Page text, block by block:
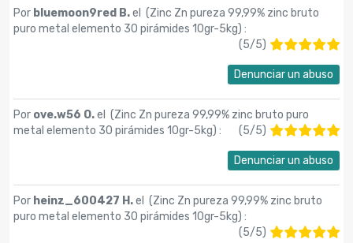
Por bluemoon9red B.el (Zinc Zn pureza 99,99% zinc bruto
puro metal elemento 30 pirámides 10gr-5kg) :
(5/5)
Denunciar un abuso
Por ove.w56 O.el (Zinc Zn pureza 99,99% zinc bruto puro
metal elemento 30 pirámides 10gr-5kg) : (5/5)
Denunciar un abuso
Por heinz_600427 H.el (Zinc Zn pureza 99,99% zinc bruto
puro metal elemento 30 pirámides 10gr-5kg) :
(5/5)